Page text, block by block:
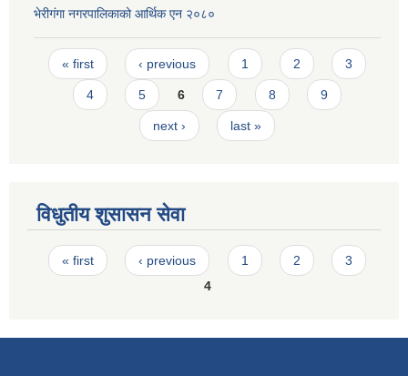
भेरीगंगा नगरपालिकाको आर्थिक एन २०८०
Pages
« first ‹ previous 1 2 3
4 5 6 7 8 9
next › last »
विधुतीय शुसासन सेवा
Pages
« first ‹ previous 1 2
3
4